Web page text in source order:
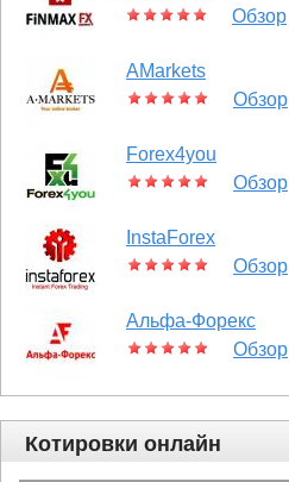
Обзор
AMarkets
Обзор
Forex4you
Обзор
InstaForex
Обзор
Альфа-Форекс
Обзор
Котировки онлайн